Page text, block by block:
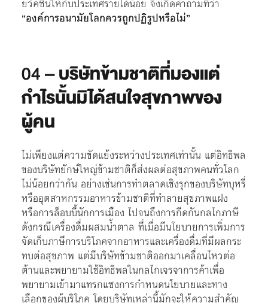
ยวัคซีนให้กับประเทศรายได้น้อย จึงเกิดคำถามที่ว่า
“องค์การอนามัยโลกควรถูกปฏิรูปหรือไม่”
04 –บริษัทข้ามชาติที่มองแต่
กำไรนั้นมิได้สนใจสุขภาพของ
ผู้คน
ไม่เพียงแต่ความขัดแย้งระหว่างประเทศเท่านั้น แต่อิทธิพล
ของบริษัทยักษ์ใหญ่ข้ามชาติก็ส่งผลต่อสุขภาพคนทั่วโลก
ไม่น้อยกว่ากัน อย่างเช่นการทำตลาดเชิงรุกของบริษัทบุหรี่
หรืออุตสาหกรรมอาหารข้ามชาติที่ทำลายสุขภาพแฝง
หรือการล็อบบี้นักการเมือง ไปจนถึงการกีดกันกลไกภาษี
ดังกรณีเครื่องดื่มผสมน้ำตาล ที่เมื่อมีนโยบายการเพิ่มการ
จัดเก็บภาษีการบริโภคจากอาหารและเครื่องดื่มที่มีผลกระ
ทบต่อสุขภาพ แต่มีบริษัทข้ามชาติออกมาเคลื่อนไหวต่อ
ต้านและพยายามใช้อิทธิพลในกลไกเจรจาการค้าเพื่อ
พยายามเข้ามาแทรกแซงการกำหนดนโยบายและทาง
เลือกของผู้บริโภค โดยบริษัทเหล่านี้มักจะให้ความสำคัญ